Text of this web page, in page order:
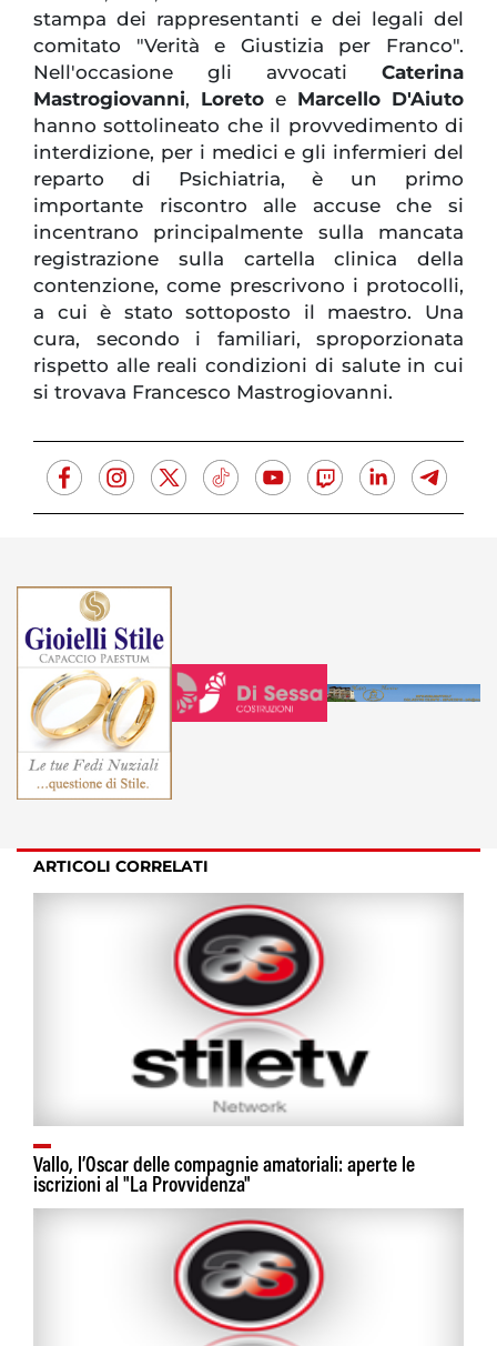
stampa dei rappresentanti e dei legali del
comitato "Verità e Giustizia per Franco".
Nell'occasione gli avvocati Caterina
Mastrogiovanni, Loreto e Marcello D'Aiuto
hanno sottolineato che il provvedimento di
interdizione, per i medici e gli infermieri del
reparto di Psichiatria, è un primo
importante riscontro alle accuse che si
incentrano principalmente sulla mancata
registrazione sulla cartella clinica della
contenzione, come prescrivono i protocolli,
a cui è stato sottoposto il maestro. Una
cura, secondo i familiari, sproporzionata
rispetto alle reali condizioni di salute in cui
si trovava Francesco Mastrogiovanni.
ARTICOLI CORRELATI
Vallo, l’Oscar delle compagnie amatoriali: aperte le
iscrizioni al "La Provvidenza"